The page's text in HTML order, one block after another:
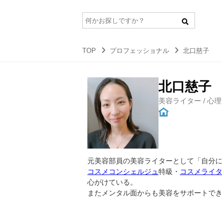
TOP プロフェッショナル 北口慈子
北口慈子
美容ライター / 心
元美容部員の美容ライターとして「自分
コスメコンシェルジュ 特級・ コスメライ
心がけている。
またメンタル面からも美容をサポートで